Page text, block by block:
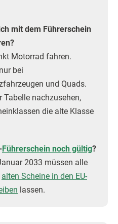
mit dem Führerschein
Motorrad fahren.
bei
und Quads.
Tabelle nachzusehen,
die alte Klasse
Führerschein noch gültig?
2033 müssen alle
alten Scheine in den EU-
lassen.